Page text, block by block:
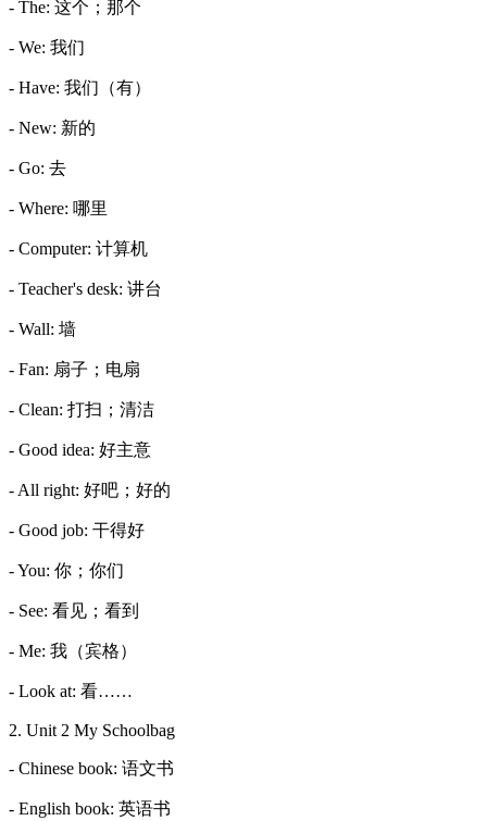
- The: 这个；那个
- We: 我们
- Have: 我们（有）
- New: 新的
- Go: 去
- Where: 哪里
- Computer: 计算机
- Teacher's desk: 讲台
- Wall: 墙
- Fan: 扇子；电扇
- Clean: 打扫；清洁
- Good idea: 好主意
- All right: 好吧；好的
- Good job: 干得好
- You: 你；你们
- See: 看见；看到
- Me: 我（宾格）
- Look at: 看……
2. Unit 2 My Schoolbag
- Chinese book: 语文书
- English book: 英语书